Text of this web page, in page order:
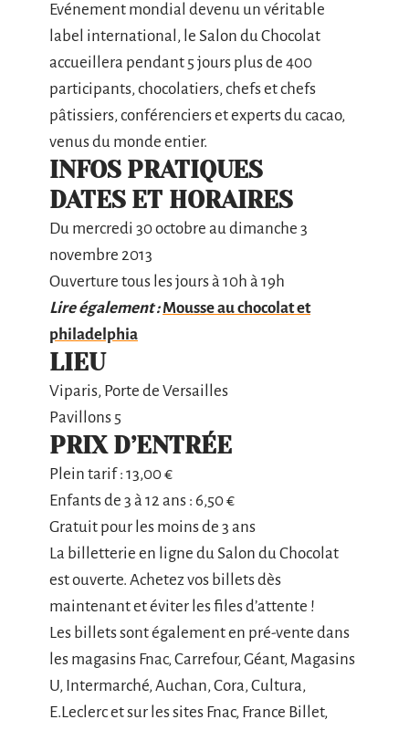
Evénement mondial devenu un véritable
label international, le Salon du Chocolat
accueillera pendant 5 jours plus de 400
participants, chocolatiers, chefs et chefs
pâtissiers, conférenciers et experts du cacao,
venus du monde entier.
INFOS PRATIQUES
DATES ET HORAIRES
Du mercredi 30 octobre au dimanche 3
novembre 2013
Ouverture tous les jours à 10h à 19h
Lire également : Mousse au chocolat et
philadelphia
LIEU
Viparis, Porte de Versailles
Pavillons 5
PRIX D’ENTRÉE
Plein tarif : 13,00 €
Enfants de 3 à 12 ans : 6,50 €
Gratuit pour les moins de 3 ans
La billetterie en ligne du Salon du Chocolat
est ouverte. Achetez vos billets dès
maintenant et éviter les files d’attente !
Les billets sont également en pré-vente dans
les magasins Fnac, Carrefour, Géant, Magasins
U, Intermarché, Auchan, Cora, Cultura,
E.Leclerc et sur les sites Fnac, France Billet,